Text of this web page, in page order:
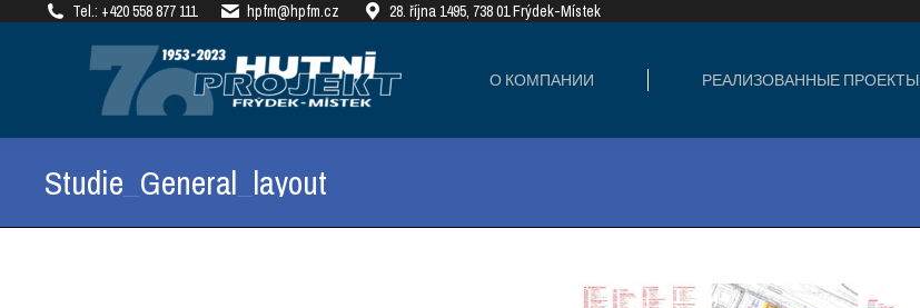
Tel.: +420 558 877 111 hpfm@hpfm.cz 28. října 1495, 738 01 Frýdek-Místek
О КОМПАНИИ РЕАЛИЗОВАННЫЕ ПРОЕКТЫ
Studie_General_layout